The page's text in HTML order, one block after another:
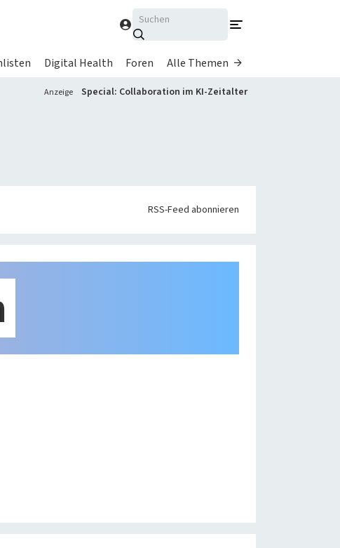
Suchen
Alle Magazine im Browser
heise business services
Karriere
Digital Health Foren Alle Themen
Anzeige Special: Collaboration im KI-Zeitalter
RSS-Feed abonnieren